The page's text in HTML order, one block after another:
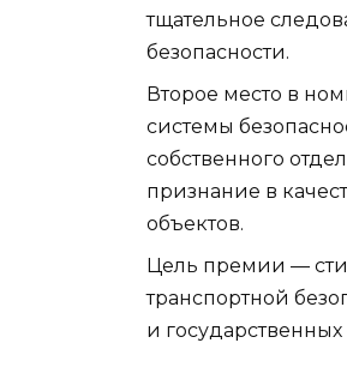
тщательное
безопасности.
Второе место в
системы
собственного
признание в
объектов.
Цель премии —
транспортной
и государственных